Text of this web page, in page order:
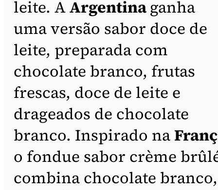
leite. AArgentinaganha
uma versão sabor doce de
leite, preparada com
chocolate branco, frutas
frescas, doce de leite e
drageados de chocolate
branco. Inspirado na
o fondue sabor crème
combina chocolate branco,